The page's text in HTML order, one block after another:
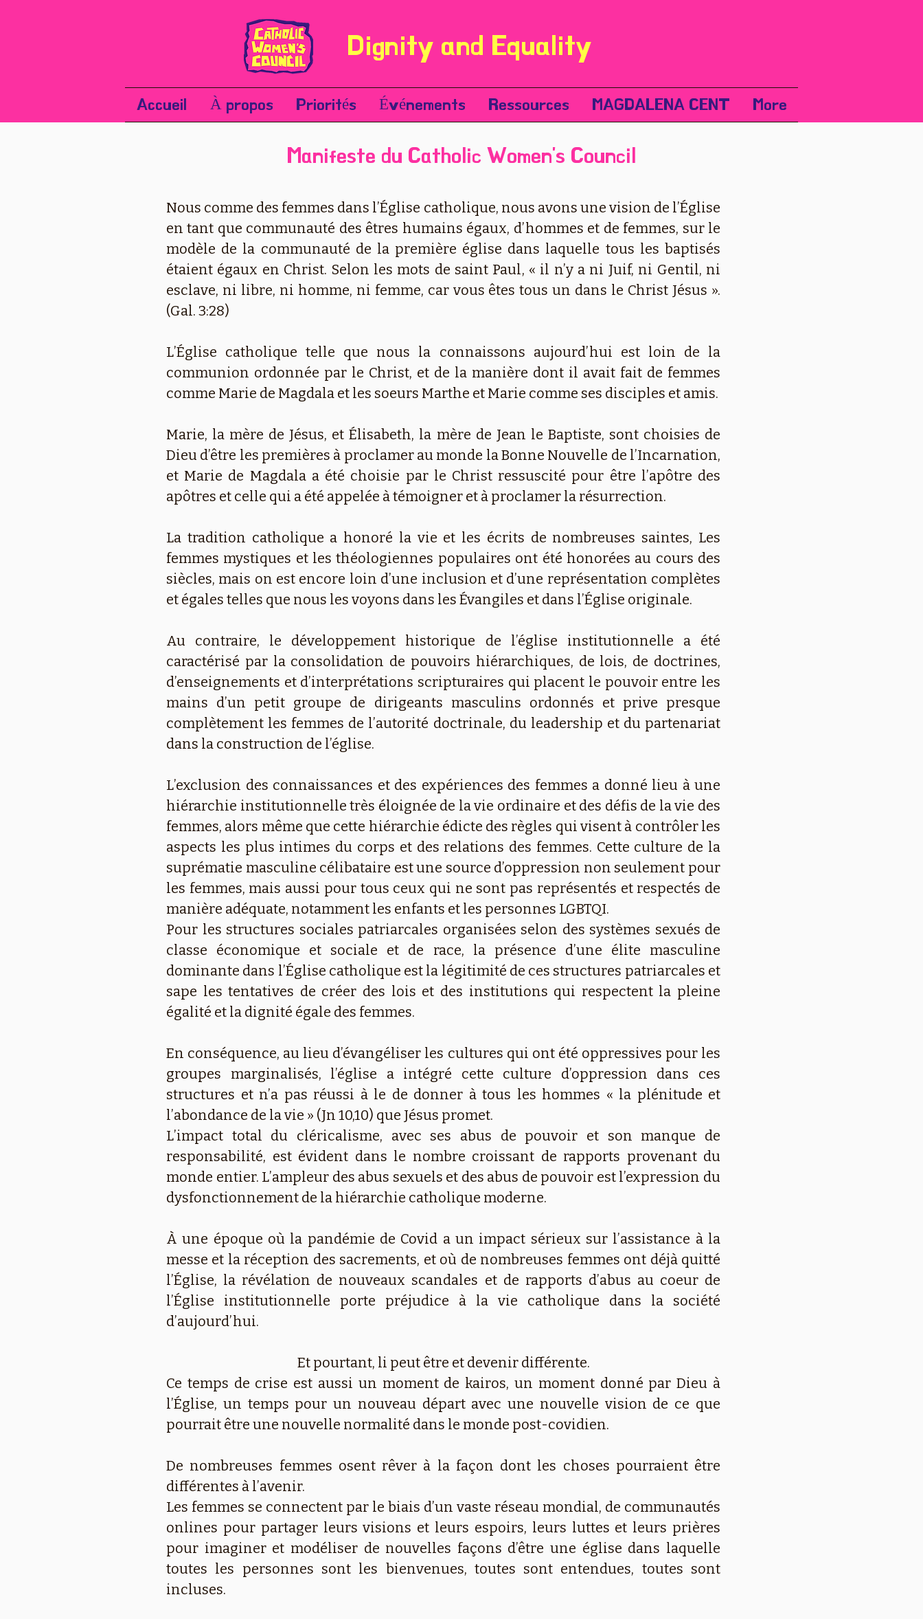
Dignity and Equality
Accueil À propos Priorités Événements Ressources MAGDALENA CENT More
Manifeste du Catholic Women's Council
Nous comme des femmes dans l’Église catholique, nous avons une vision de l’Église
en tant que communauté des êtres humains égaux, d’hommes et de femmes, sur le
modèle de la communauté de la première église dans laquelle tous les baptisés
étaient égaux en Christ. Selon les mots de saint Paul, « il n’y a ni Juif, ni Gentil, ni
esclave, ni libre, ni homme, ni femme, car vous êtes tous un dans le Christ Jésus ».
(Gal. 3:28)
L’Église catholique telle que nous la connaissons aujourd’hui est loin de la
communion ordonnée par le Christ, et de la manière dont il avait fait de femmes
comme Marie de Magdala et les soeurs Marthe et Marie comme ses disciples et amis.
Marie, la mère de Jésus, et Élisabeth, la mère de Jean le Baptiste, sont choisies de
Dieu d’être les premières à proclamer au monde la Bonne Nouvelle de l’Incarnation,
et Marie de Magdala a été choisie par le Christ ressuscité pour être l’apôtre des
apôtres et celle qui a été appelée à témoigner et à proclamer la résurrection.
La tradition catholique a honoré la vie et les écrits de nombreuses saintes, Les
femmes mystiques et les théologiennes populaires ont été honorées au cours des
siècles, mais on est encore loin d’une inclusion et d’une représentation complètes
et égales telles que nous les voyons dans les Évangiles et dans l’Église originale.
Au contraire, le développement historique de l’église institutionnelle a été
caractérisé par la consolidation de pouvoirs hiérarchiques, de lois, de doctrines,
d’enseignements et d’interprétations scripturaires qui placent le pouvoir entre les
mains d’un petit groupe de dirigeants masculins ordonnés et prive presque
complètement les femmes de l’autorité doctrinale, du leadership et du partenariat
dans la construction de l’église.
L’exclusion des connaissances et des expériences des femmes a donné lieu à une
hiérarchie institutionnelle très éloignée de la vie ordinaire et des défis de la vie des
femmes, alors même que cette hiérarchie édicte des règles qui visent à contrôler les
aspects les plus intimes du corps et des relations des femmes. Cette culture de la
suprématie masculine célibataire est une source d’oppression non seulement pour
les femmes, mais aussi pour tous ceux qui ne sont pas représentés et respectés de
manière adéquate, notamment les enfants et les personnes LGBTQI.
Pour les structures sociales patriarcales organisées selon des systèmes sexués de
classe économique et sociale et de race, la présence d’une élite masculine
dominante dans l’Église catholique est la légitimité de ces structures patriarcales et
sape les tentatives de créer des lois et des institutions qui respectent la pleine
égalité et la dignité égale des femmes.
En conséquence, au lieu d’évangéliser les cultures qui ont été oppressives pour les
groupes marginalisés, l’église a intégré cette culture d’oppression dans ces
structures et n’a pas réussi à le de donner à tous les hommes « la plénitude et
l’abondance de la vie » (Jn 10,10) que Jésus promet.
L’impact total du cléricalisme, avec ses abus de pouvoir et son manque de
responsabilité, est évident dans le nombre croissant de rapports provenant du
monde entier. L’ampleur des abus sexuels et des abus de pouvoir est l’expression du
dysfonctionnement de la hiérarchie catholique moderne.
À une époque où la pandémie de Covid a un impact sérieux sur l’assistance à la
messe et la réception des sacrements, et où de nombreuses femmes ont déjà quitté
l’Église, la révélation de nouveaux scandales et de rapports d’abus au coeur de
l’Église institutionnelle porte préjudice à la vie catholique dans la société
d’aujourd’hui.
Et pourtant, li peut être et devenir différente.
Ce temps de crise est aussi un moment de kairos, un moment donné par Dieu à
l’Église, un temps pour un nouveau départ avec une nouvelle vision de ce que
pourrait être une nouvelle normalité dans le monde post-covidien.
De nombreuses femmes osent rêver à la façon dont les choses pourraient être
différentes à l’avenir.
Les femmes se connectent par le biais d’un vaste réseau mondial, de communautés
onlines pour partager leurs visions et leurs espoirs, leurs luttes et leurs prières
pour imaginer et modéliser de nouvelles façons d’être une église dans laquelle
toutes les personnes sont les bienvenues, toutes sont entendues, toutes sont
incluses.